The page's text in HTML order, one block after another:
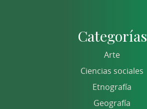
Categorías
Arte
Ciencias sociales
Etnografía
Geografía